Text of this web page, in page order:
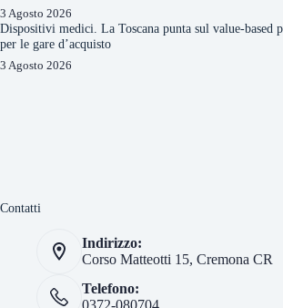
3 Agosto 2026
Dispositivi medici. La Toscana punta sul value-based
per le gare d’acquisto
3 Agosto 2026
Contatti
Indirizzo:
Corso Matteotti 15, Cremona CR
Telefono:
0372-080704